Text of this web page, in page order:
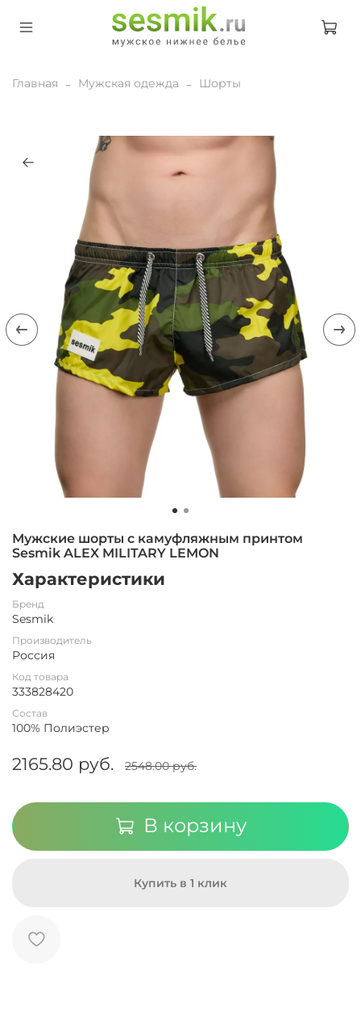
Главная Мужская одежда Шорты
Мужские шорты с камуфляжным принтом
Sesmik ALEX MILITARY LEMON
Характеристики
Бренд
Sesmik
Производитель
Россия
Код товара
333828420
Состав
100% Полиэстер
2165.80 руб. 2548.00 руб.
В корзину
Купить в 1 клик